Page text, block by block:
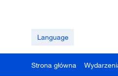
Language
Strona główna